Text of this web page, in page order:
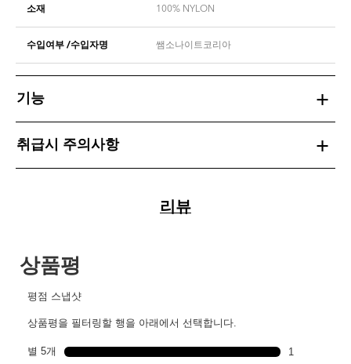
소재 100% NYLON
수입여부 /수입자명 쌤소나이트코리아
기능
취급시 주의사항
리뷰